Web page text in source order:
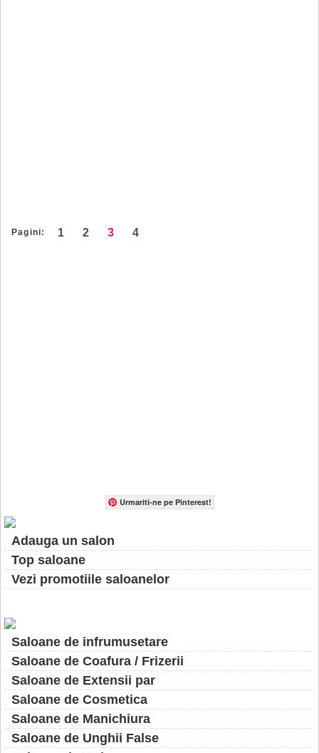
Pagini: 1 2 3 4
Urmariti-ne pe Pinterest!
Adauga un salon
Top saloane
Vezi promotiile saloanelor
Saloane de infrumusetare
Saloane de Coafura / Frizerii
Saloane de Extensii par
Saloane de Cosmetica
Saloane de Manichiura
Saloane de Unghii False